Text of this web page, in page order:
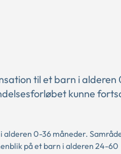
til et barn i alderen
kunne
alderen 0-36 måneder.
på et barn i alderen 24-60